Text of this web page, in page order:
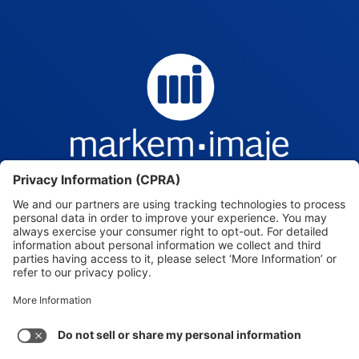
Markem-Imaje — Intelligence, beyond the mark.
Markem-Imaje, a Dover Company. © 2026. All
rights reserved.